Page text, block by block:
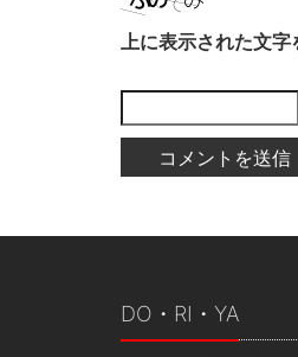
上に表示された文字
DO・RI・YA